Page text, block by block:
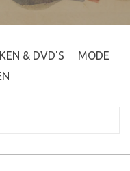
& DVD'S
MODE